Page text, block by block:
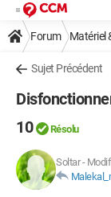
Forum Matériel
Sujet Précédent
10
Résolu
Soltar-